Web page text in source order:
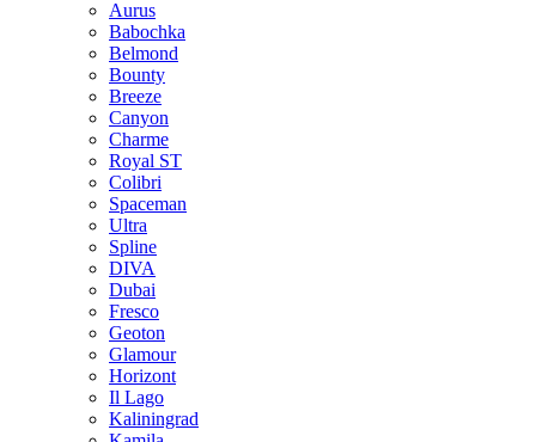
Aurus
Babochka
Belmond
Bounty
Breeze
Canуon
Charme
Royal ST
Colibri
Spaceman
Ultra
Spline
DIVA
Dubai
Fresco
Geoton
Glamour
Horizont
Il Lago
Kaliningrad